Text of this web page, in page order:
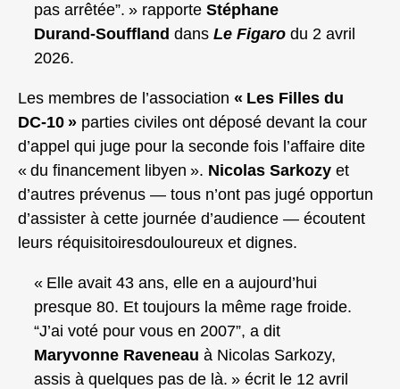
pas arrêtée”. » rapporte Stéphane
Durand‑Souffland dans Le Figaro du 2 avril
2026.
Les membres de l’association « Les Filles du
DC‑10 » parties civiles ont déposé devant la cour
d’appel qui juge pour la seconde fois l’affaire dite
« du financement libyen ». Nicolas Sarkozy et
d’autres prévenus — tous n’ont pas jugé opportun
d’assister à cette journée d’audience — écoutent
leurs réquisitoiresdouloureux et dignes.
« Elle avait 43 ans, elle en a aujourd’hui
presque 80. Et toujours la même rage froide.
“J’ai voté pour vous en 2007”, a dit
Maryvonne Raveneau à Nicolas Sarkozy,
assis à quelques pas de là. » écrit le 12 avril